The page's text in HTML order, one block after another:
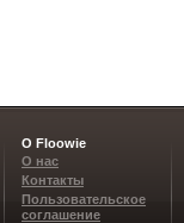
О Floowie
О нас
Контакты
Пользовательское
соглашение